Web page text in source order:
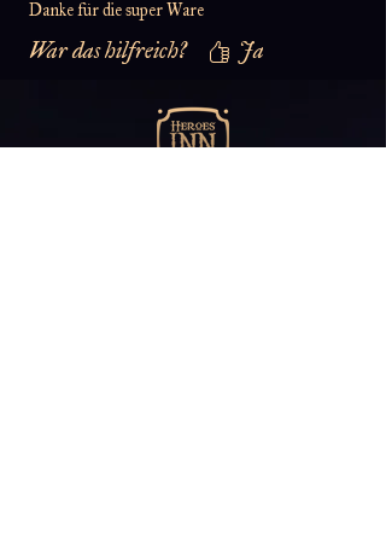
Danke für die super Ware
War das hilfreich? Ja